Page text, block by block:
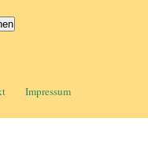
Impressum